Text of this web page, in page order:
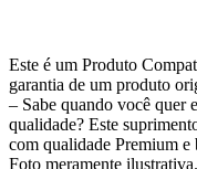
Este é um Produto
garantia de um produto
– Sabe quando você quer
qualidade? Este
com qualidade Premium e
Foto meramente